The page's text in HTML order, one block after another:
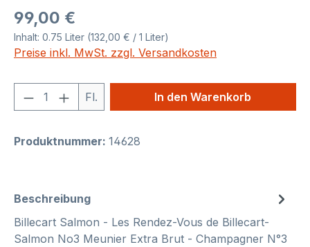
Regulärer Preis:
99,00 €
Inhalt: 0.75 Liter (132,00 € / 1 Liter)
Preise inkl. MwSt. zzgl. Versandkosten
Produkt Anzahl: Gib den
Fl. In den Warenkorb
Produktnummer: 14628
Beschreibung
Billecart Salmon - Les Rendez-Vous de Billecart-
Salmon No3 Meunier Extra Brut - Champagner N°3